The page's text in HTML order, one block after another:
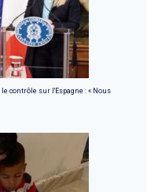
contrôle sur l'Espagne : « Nous